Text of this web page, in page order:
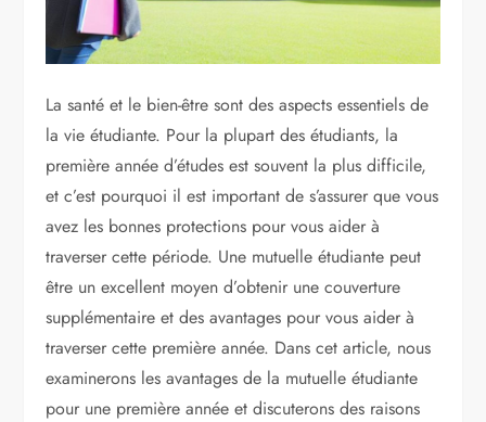
La santé et le bien-être sont des aspects essentiels de
la vie étudiante. Pour la plupart des étudiants, la
première année d’études est souvent la plus difficile,
et c’est pourquoi il est important de s’assurer que vous
avez les bonnes protections pour vous aider à
traverser cette période. Une mutuelle étudiante peut
être un excellent moyen d’obtenir une couverture
supplémentaire et des avantages pour vous aider à
traverser cette première année. Dans cet article, nous
examinerons les avantages de la mutuelle étudiante
pour une première année et discuterons des raisons